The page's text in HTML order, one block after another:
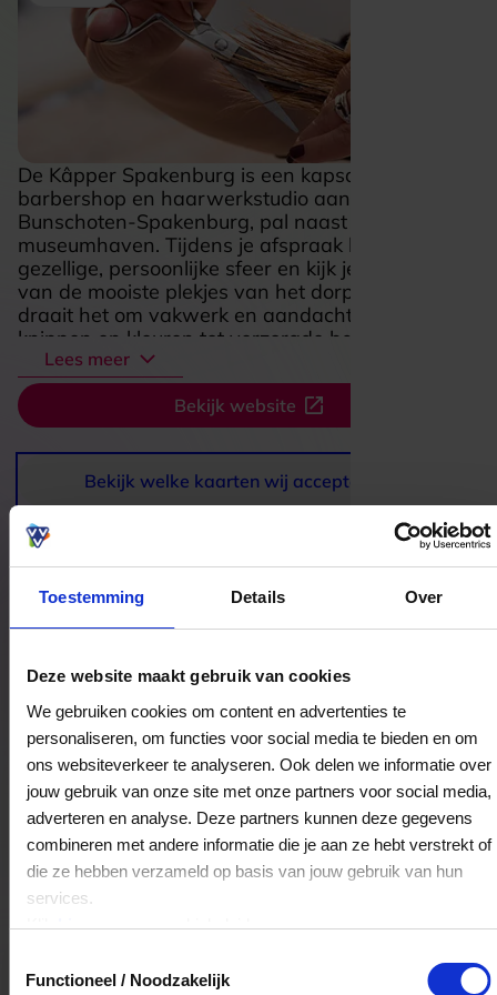
Toestemming Details Over
Deze website maakt gebruik van cookies
We gebruiken cookies om content en advertenties te
personaliseren, om functies voor social media te bieden en om
ons websiteverkeer te analyseren. Ook delen we informatie over
jouw gebruik van onze site met onze partners voor social media,
adverteren en analyse. Deze partners kunnen deze gegevens
combineren met andere informatie die je aan ze hebt verstrekt of
die ze hebben verzameld op basis van jouw gebruik van hun
services.
Klikhiervoor ons cookiebeleid.
Functioneel / Noodzakelijk
De Kâpper Spakenburg is een kapsalon met
barbershop en haarwerkstudio aan de Turfwal in
Bunschoten-Spakenburg, pal naast de
museumhaven. Tijdens je afspraak hangt er een
gezellige, persoonlijke sfeer en kijk je uit op een
van de mooiste plekjes van het dorp. Binnen
draait het om vakwerk en aandacht, van strak
knippen en kleuren tot verzorgde baard- en
scheerbehandelingen. Ook voor haarwerken,
pruiken en hulp bij hoofdhuid- of haarproblemen
ben je hier in deskundige handen. Juist die
combinatie van salongevoel, gespecialiseerde
verzorging en de fijne locatie maakt dit een plek
waar je niet alleen frisser naar buiten stapt, maar
ook even echt de tijd voor jezelf neemt.
Lees meer
Bekijk website
Bekijk welke kaarten wij accepteren
Bestedingslocaties
De Kapper Spakenburg
Turfwal 10-Bgg
3751AP Bunschoten-Spakenburg
Veelgestelde Vragen
Kan ik het saldo in delen besteden?